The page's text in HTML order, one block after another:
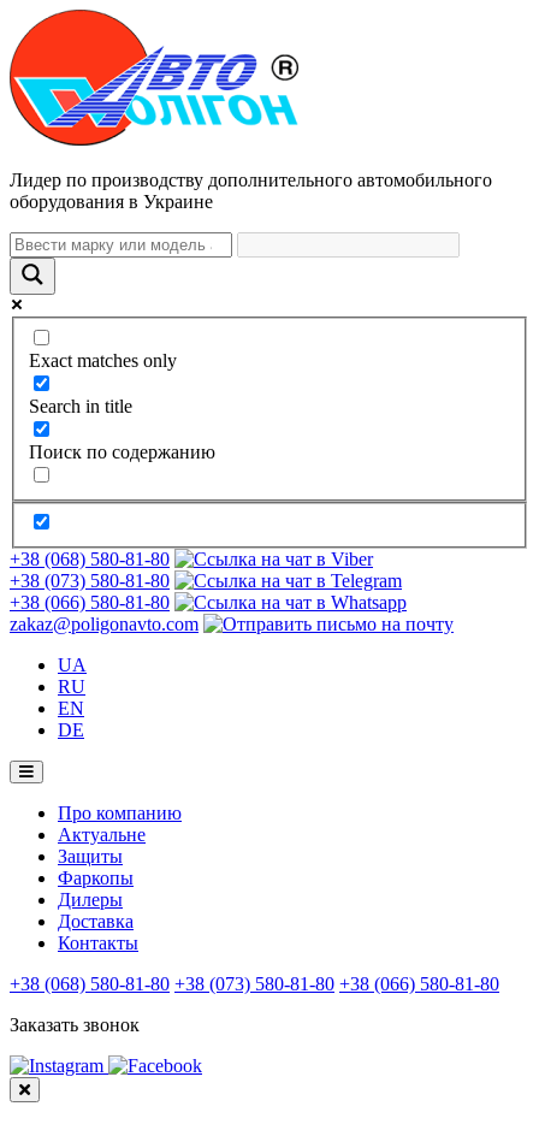
Лидер по производству дополнительного автомобильного
оборудования в Украине
Exact matches only
Search in title
Поиск по содержанию
+38 (068) 580-81-80
+38 (073) 580-81-80
+38 (066) 580-81-80
zakaz@poligonavto.com
UA
RU
EN
DE
Про компанию
Актуальне
Защиты
Фаркопы
Дилеры
Доставка
Контакты
+38 (068) 580-81-80 +38 (073) 580-81-80 +38 (066) 580-81-80
Заказать звонок